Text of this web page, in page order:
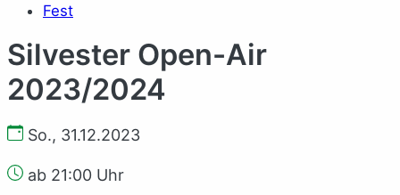
Fest
Silvester Open-Air
2023/2024
So., 31.12.2023
ab 21:00 Uhr